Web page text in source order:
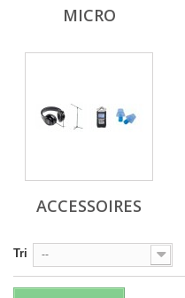
MICRO
ACCESSOIRES
Tri --